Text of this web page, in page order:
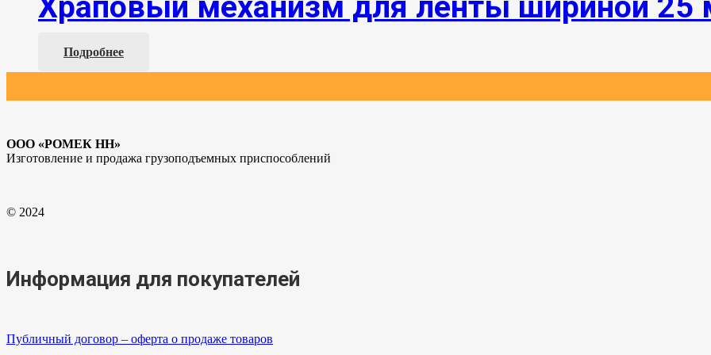
Подробнее
ООО «РОМЕК НН»
Изготовление и продажа грузоподъемных приспособлений
© 2024
Информация для покупателей
Публичный договор – оферта о продаже товаров